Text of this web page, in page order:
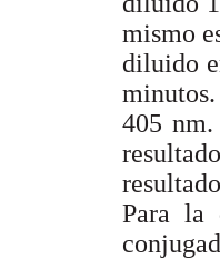
mismo
diluido
405
Para la